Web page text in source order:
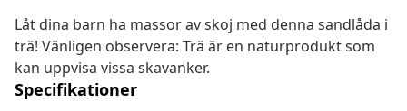
Låt dina barn ha massor av skoj med denna sandlåda i
trä! Vänligen observera: Trä är en naturprodukt som
kan uppvisa vissa skavanker.
Specifikationer